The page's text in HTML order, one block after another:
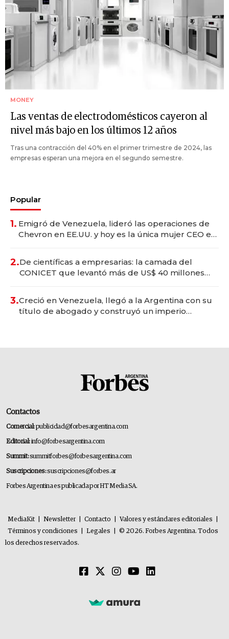
MONEY
Las ventas de electrodomésticos cayeron al
nivel más bajo en los últimos 12 años
Tras una contracción del 40% en el primer trimestre de 2024, las
empresas esperan una mejora en el segundo semestre.
Popular
1. Emigró de Venezuela, lideró las operaciones de
Chevron en EE.UU. y hoy es la única mujer CEO en
2.De científicas a empresarias: la camada del
CONICET que levantó más de US$ 40 millones
3.Creció en Venezuela, llegó a la Argentina con su
título de abogado y construyó un imperio
Contactos
Comercial:publicidad@forbesargentina.com
Editorial:info@forbesargentina.com
Summit:summitforbes@forbesargentina.com
Suscripciones:suscripciones@forbes.ar
Forbes Argentina es publicada por HT Media SA.
MediaKit Newsletter Contacto Valores y estándares editoriales
Términos y condiciones
Legales
© 2026. Forbes Argentina. Todos
los derechos reservados.